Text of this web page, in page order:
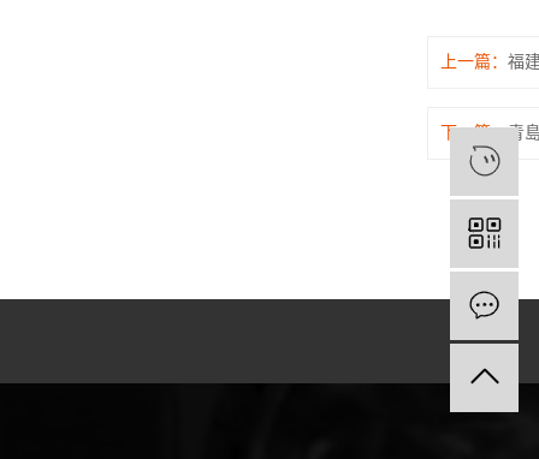
上一篇： 福
下一篇：青